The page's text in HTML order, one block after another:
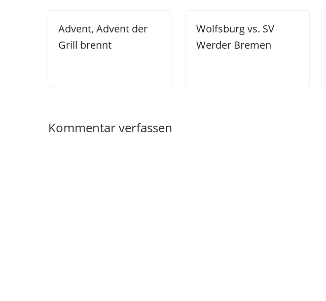
Advent, Advent der
Grill brennt
Wolfsburg vs. SV
Werder Bremen
Kommentar verfassen